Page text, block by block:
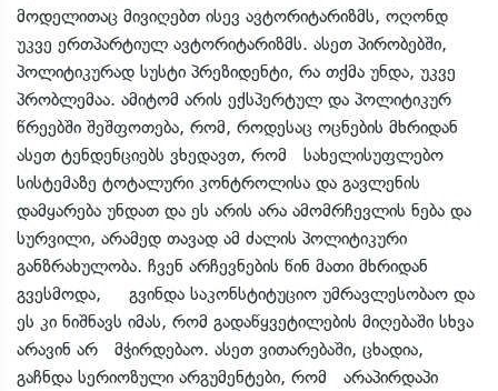
მოდელითაც მივიღებთ ისევ ავტორიტარიზმს, ოღონდ
უკვე ერთპარტიულ ავტორიტარიზმს. ასეთ პირობებში,
პოლიტიკურად სუსტი პრეზიდენტი, რა თქმა უნდა, უკვე
პრობლემაა. ამიტომ არის ექსპერტულ და პოლიტიკურ
წრეებში შეშფოთება, რომ, როდესაც ოცნების მხრიდან
ასეთ ტენდენციებს ვხედავთ, რომ სახელისუფლებო
სისტემაზე ტოტალური კონტროლისა და გავლენის
დამყარება უნდათ და ეს არის არა ამომრჩევლის ნება და
სურვილი, არამედ თავად ამ ძალის პოლიტიკური
განზრახულობა. ჩვენ არჩევნების წინ მათი მხრიდან
გვესმოდა, გვინდა საკონსტიტუციო უმრავლესობაო და
ეს კი ნიშნავს იმას, რომ გადაწყვეტილების მიღებაში სხვა
არავინ არ მჭირდებაო. ასეთ ვითარებაში, ცხადია,
გაჩნდა სერიოზული არგუმენტები, რომ არაპირდაპი